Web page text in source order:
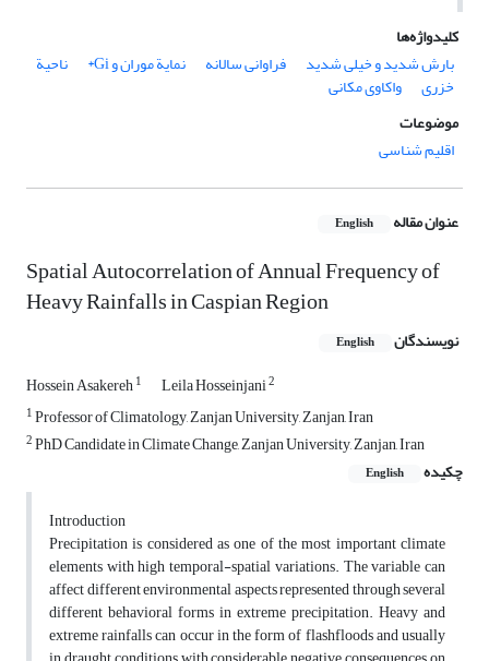
کلیدواژه‌ها
بارش شدید و خیلی ‏شدید
فراوانی سالانه نمایة موران و Gi* ناحیة
خزری
واکاوی مکانی
موضوعات
اقلیم شناسی
عنوان مقاله English
Spatial Autocorrelation of Annual Frequency of
Heavy Rainfalls in Caspian Region
نویسندگان English
Hossein Asakereh1 Leila Hosseinjani2
1Professor of Climatology, Zanjan University, Zanjan, Iran
2PhD Candidate in Climate Change, Zanjan University, Zanjan, Iran
چکیده
English
Introduction
Precipitation is considered as one of the most important climate
elements with high temporal-spatial variations. The variable can
affect different environmental aspects represented through several
different behavioral forms in extreme precipitation. Heavy and
extreme rainfalls can occur in the form of flashfloods and usually